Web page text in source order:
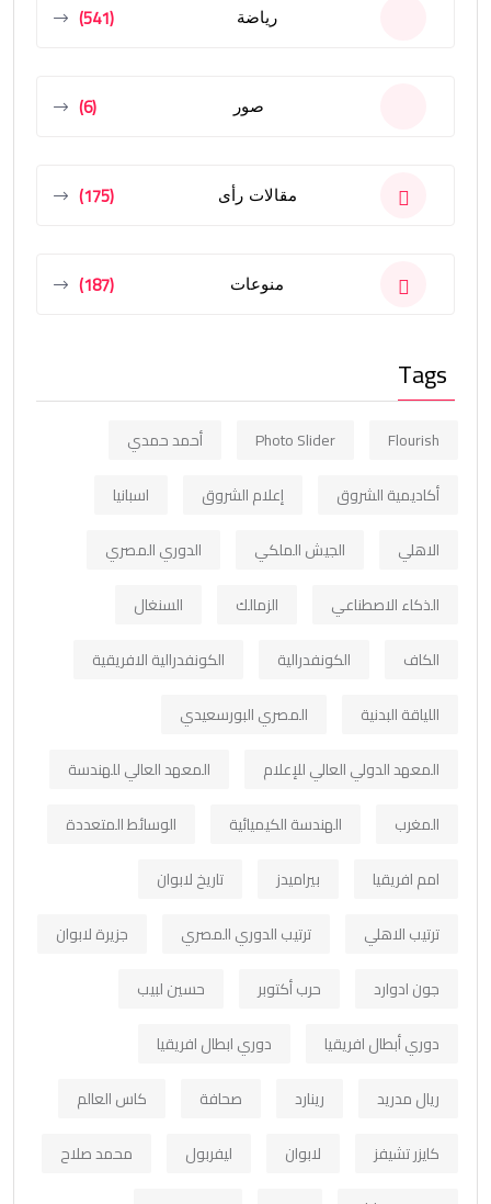
رياضة (541)
صور (6)
مقالات رأى (175)
منوعات (187)
Tags
Flourish
Photo Slider
أحمد حمدي
أكاديمية الشروق
إعلام الشروق
اسبانيا
الاهلي
الجيش الملكي
الدوري المصري
الذكاء الاصطناعي
الزمالك
السنغال
الكاف
الكونفدرالية
الكونفدرالية الافريقية
اللياقة البدنية
المصري البورسعيدي
المعهد الدولي العالي للإعلام
المعهد العالي للهندسة
المغرب
الهندسة الكيميائية
الوسائط المتعددة
امم افريقيا
بيراميدز
تاريخ لابوان
ترتيب الاهلي
ترتيب الدوري المصري
جزيرة لابوان
جون ادوارد
حرب أكتوبر
حسين لبيب
دوري أبطال افريقيا
دوري ابطال افريقيا
ريال مدريد
رينارد صحافة
كاس العالم
كايزر تشيفز
لابوان ليفربول
محمد صلاح